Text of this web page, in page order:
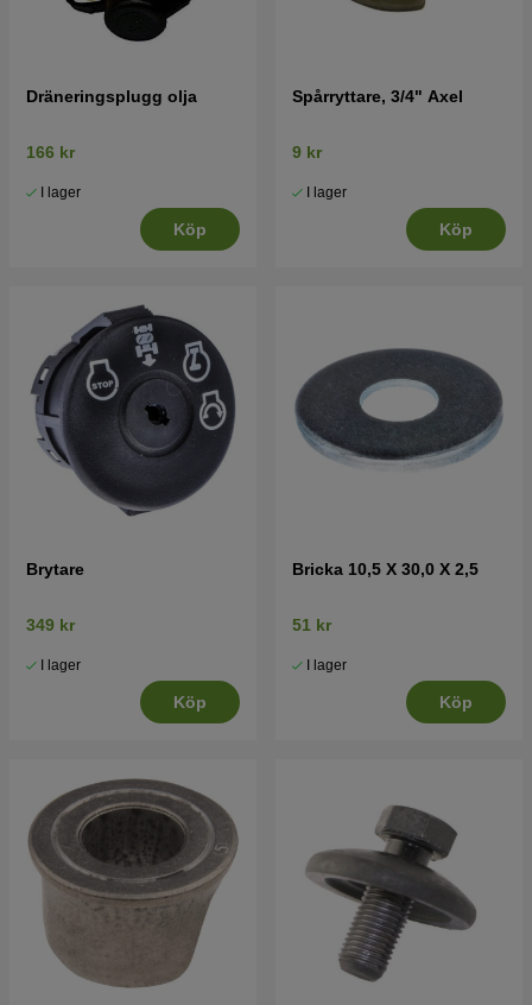
Dräneringsplugg olja
166 kr
I lager
Köp
Spårryttare, 3/4" Axel
9 kr
I lager
Köp
Brytare
349 kr
I lager
Köp
Bricka 10,5 X 30,0 X 2,5
51 kr
I lager
Köp